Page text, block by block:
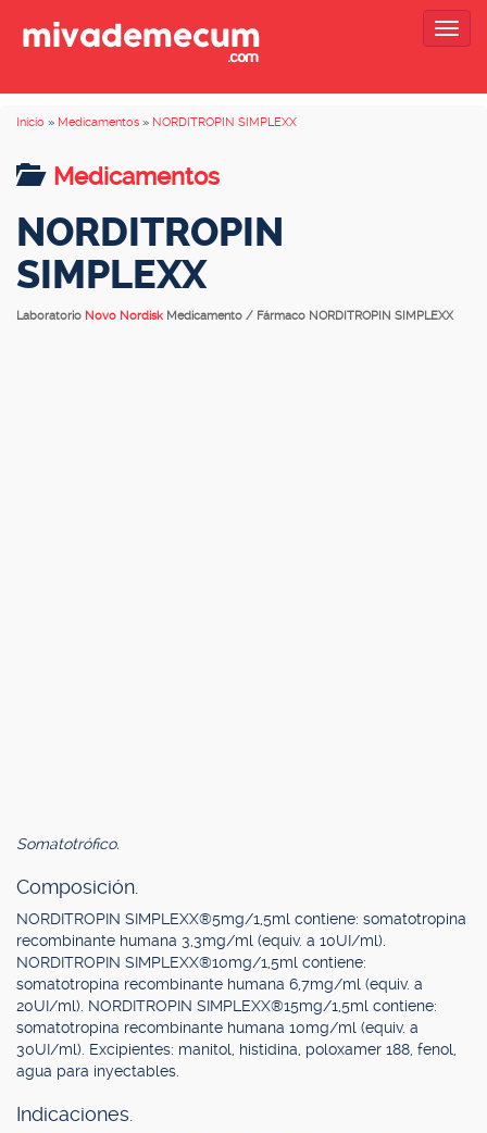
Inicio » Medicamentos » NORDITROPIN SIMPLEXX
Medicamentos
NORDITROPIN
SIMPLEXX
Laboratorio Novo Nordisk Medicamento / Fármaco NORDITROPIN SIMPLEXX
Somatotrófico.
Composición.
NORDITROPIN SIMPLEXX®5mg/1,5ml contiene: somatotropina
recombinante humana 3,3mg/ml (equiv. a 10UI/ml).
NORDITROPIN SIMPLEXX®10mg/1,5ml contiene:
somatotropina recombinante humana 6,7mg/ml (equiv. a
20UI/ml). NORDITROPIN SIMPLEXX®15mg/1,5ml contiene:
somatotropina recombinante humana 10mg/ml (equiv. a
30UI/ml). Excipientes: manitol, histidina, poloxamer 188, fenol,
agua para inyectables.
Indicaciones.